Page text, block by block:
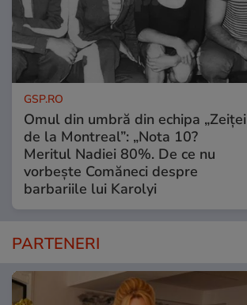
GSP.RO
Omul din umbră din echipa „Zeiței
de la Montreal”: „Nota 10?
Meritul Nadiei 80%. De ce nu
vorbește Comăneci despre
barbariile lui Karolyi
PARTENERI